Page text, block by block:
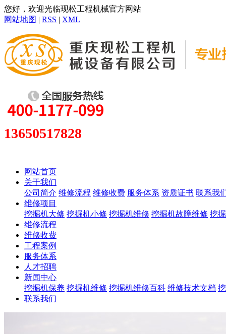
您好，欢迎光临现松工程机械官方网站
网站地图 | RSS | XML
13650517828
网站首页
关于我们
公司简介 维修流程 维修收费 服务体系 资质证书 联系我
维修项目
挖掘机大修 挖掘机小修 挖掘机维修 挖掘机故障维修 挖
维修流程
维修收费
工程案例
服务体系
人才招聘
新闻中心
挖掘机保养 挖掘机维修 挖掘机维修百科 维修技术文档
联系我们